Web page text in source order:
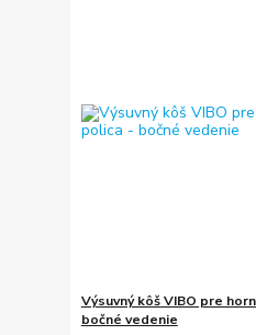
Výsuvný kôš VIBO pre
bočné vedenie